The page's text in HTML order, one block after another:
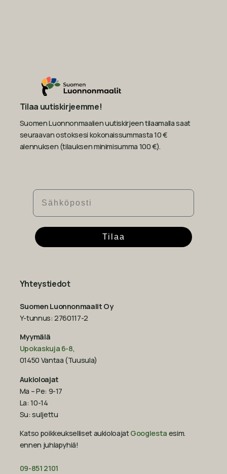
Tilaa uutiskirjeemme!
Suomen Luonnonmaalien uutiskirjeen tilaamalla saat
seuraavan ostoksesi kokonaissummasta 10 €
alennuksen (tilauksen minimisumma 100 €).
Sähköposti
Tilaa
Yhteystiedot
Suomen Luonnonmaalit Oy
Y-tunnus: 2760117-2
Myymälä
Upokaskuja 6-8,
01450 Vantaa (Tuusula)
Aukioloajat
Ma – Pe: 9-17
La: 10-14
Su: suljettu
Katso poikkeukselliset aukioloajatGooglesta esim.
ennen juhlapyhiä!‍
09-851 2101